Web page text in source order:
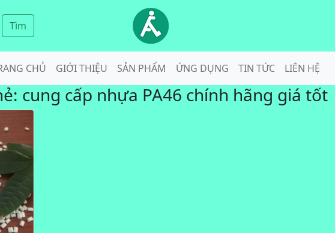
Tìm
CHỦ GIỚI THIỆU SẢN PHẨM ỨNG DỤNG TIN TỨC LIÊN HỆ
cung cấp nhựa PA46 chính hãng giá tốt